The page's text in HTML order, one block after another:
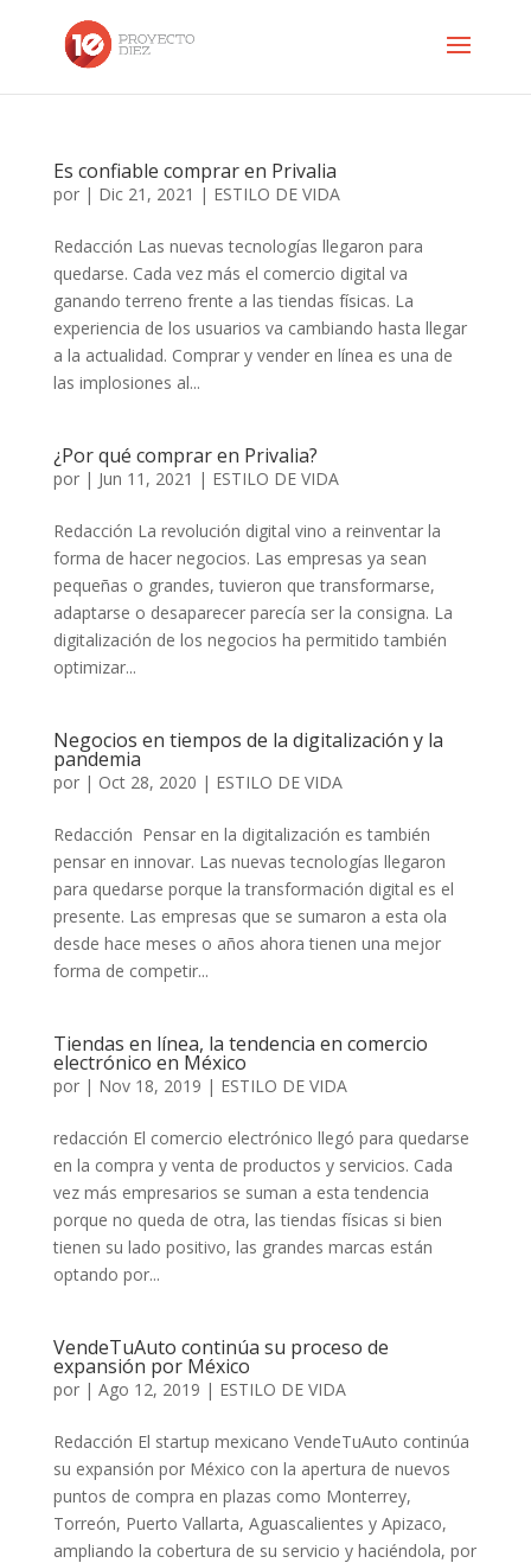
Es confiable comprar en Privalia
por | Dic 21, 2021 | ESTILO DE VIDA
Redacción Las nuevas tecnologías llegaron para
quedarse. Cada vez más el comercio digital va
ganando terreno frente a las tiendas físicas. La
experiencia de los usuarios va cambiando hasta llegar
a la actualidad. Comprar y vender en línea es una de
las implosiones al...
¿Por qué comprar en Privalia?
por | Jun 11, 2021 | ESTILO DE VIDA
Redacción La revolución digital vino a reinventar la
forma de hacer negocios. Las empresas ya sean
pequeñas o grandes, tuvieron que transformarse,
adaptarse o desaparecer parecía ser la consigna. La
digitalización de los negocios ha permitido también
optimizar...
Negocios en tiempos de la digitalización y la
pandemia
por | Oct 28, 2020 | ESTILO DE VIDA
Redacción Pensar en la digitalización es también
pensar en innovar. Las nuevas tecnologías llegaron
para quedarse porque la transformación digital es el
presente. Las empresas que se sumaron a esta ola
desde hace meses o años ahora tienen una mejor
forma de competir...
Tiendas en línea, la tendencia en comercio
electrónico en México
por | Nov 18, 2019 | ESTILO DE VIDA
redacción El comercio electrónico llegó para quedarse
en la compra y venta de productos y servicios. Cada
vez más empresarios se suman a esta tendencia
porque no queda de otra, las tiendas físicas si bien
tienen su lado positivo, las grandes marcas están
optando por...
VendeTuAuto continúa su proceso de
expansión por México
por | Ago 12, 2019 | ESTILO DE VIDA
Redacción El startup mexicano VendeTuAuto continúa
su expansión por México con la apertura de nuevos
puntos de compra en plazas como Monterrey,
Torreón, Puerto Vallarta, Aguascalientes y Apizaco,
ampliando la cobertura de su servicio y haciéndola, por